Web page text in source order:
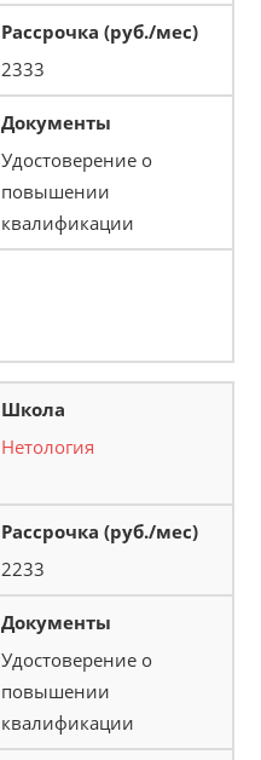
2333
Удостоверение о
повышении
квалификации
Нетология
2233
Удостоверение о
повышении
квалификации